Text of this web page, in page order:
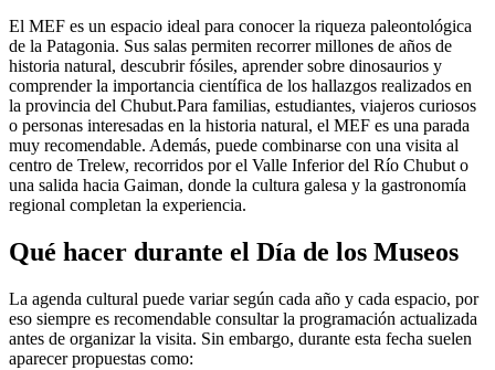
El MEF es un espacio ideal para conocer la riqueza paleontológica
de la Patagonia. Sus salas permiten recorrer millones de años de
historia natural, descubrir fósiles, aprender sobre dinosaurios y
comprender la importancia científica de los hallazgos realizados en
la provincia del Chubut.Para familias, estudiantes, viajeros curiosos
o personas interesadas en la historia natural, el MEF es una parada
muy recomendable. Además, puede combinarse con una visita al
centro de Trelew, recorridos por el Valle Inferior del Río Chubut o
una salida hacia Gaiman, donde la cultura galesa y la gastronomía
regional completan la experiencia.
Qué hacer durante el Día de los Museos
La agenda cultural puede variar según cada año y cada espacio, por
eso siempre es recomendable consultar la programación actualizada
antes de organizar la visita. Sin embargo, durante esta fecha suelen
aparecer propuestas como: